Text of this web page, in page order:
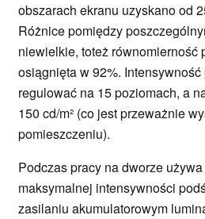
obszarach ekranu uzyskano od
Różnice pomiędzy
niewielkie, toteż równomierność
osiągnięta w 92%.
regulować na 15 poziomach, a
150 cd/m² (co jest przeważnie
pomieszczeniu).
Podczas pracy na dworze
maksymalnej intensywności
zasilaniu akumulatorowym